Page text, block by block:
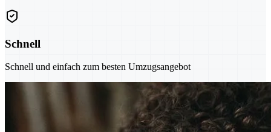
Schnell
Schnell und einfach zum besten Umzugsangebot